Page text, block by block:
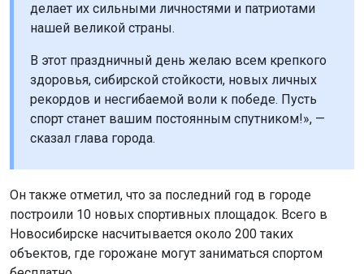
В этот праздничный день желаю всем крепкого
здоровья, сибирской стойкости, новых личных
спорт станет вашим постоянным спутником!», —
сказал глава города.
Он также отметил, что за последний год в городе
построили 10 новых спортивных площадок. Всего в
объектов, где горожане могут заниматься спортом
бесплатно.
Ранее стало известно, что в Новосибирской области